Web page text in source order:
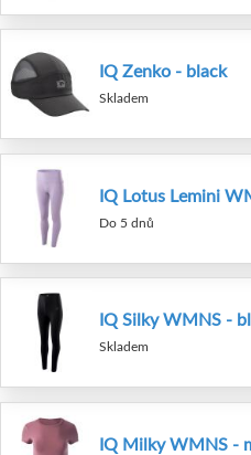
IQ Zenko - black
Skladem
IQ Lotus Lemini
Do 5 dnů
IQ Silky WMNS -
Skladem
IQ Milky WMNS -